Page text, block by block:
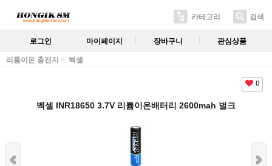
카테고리 검색
로그인 마이페이지 장바구니 관심상품
리튬이온 충전지 벡셀
0
벡셀 INR18650 3.7V 리튬이온배터리 2600mah 벌크